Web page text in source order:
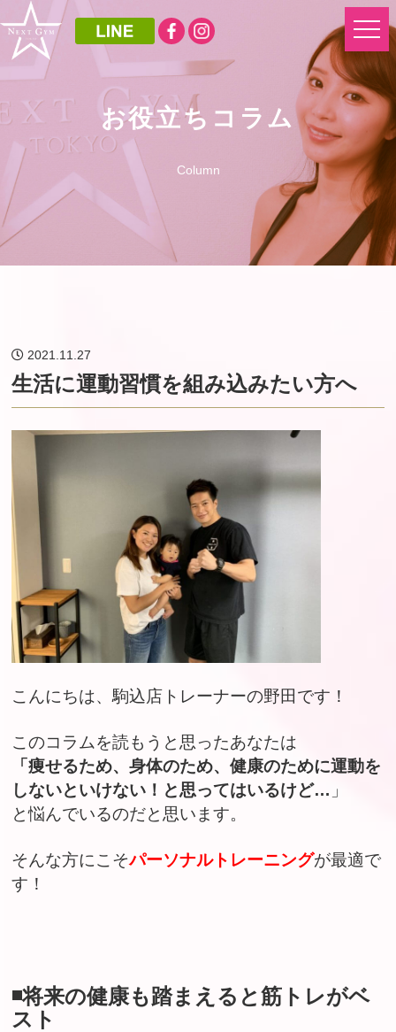
お役立ちコラム
Column
2021.11.27
生活に運動習慣を組み込みたい方へ
こんにちは、駒込店トレーナーの野田です！
このコラムを読もうと思ったあなたは
「痩せるため、身体のため、健康のために運動を
しないといけない！と思ってはいるけど… 」
と悩んでいるのだと思います。
そんな方にこそパーソナルトレーニングが最適で
す！
◾️将来の健康も踏まえると筋トレがベ
スト